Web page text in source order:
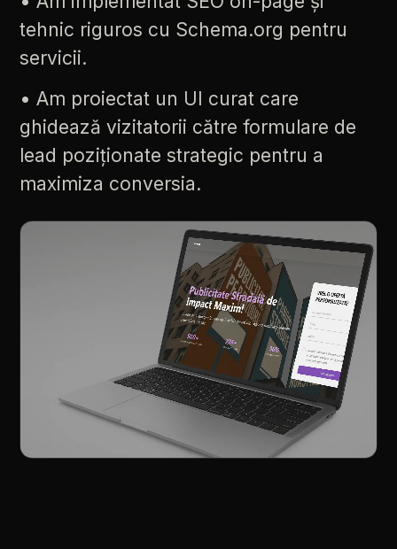
tehnic riguros cu Schema.org pentru
servicii.
• Am proiectat un UI curat care
ghidează vizitatorii către formulare de
lead poziționate strategic pentru a
maximiza conversia.